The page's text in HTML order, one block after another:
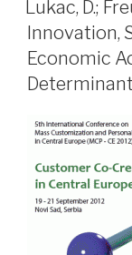
Lukac, D.;
Innovation,
Economic